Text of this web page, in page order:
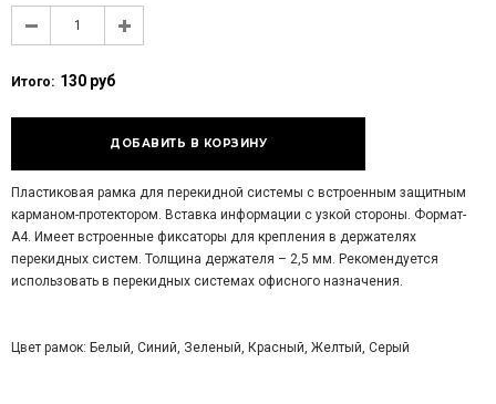
Итого: 130 руб
Пластиковая рамка для перекидной системы с встроенным защитным
карманом-протектором. Вставка информации с узкой стороны. Формат-
А4. Имеет встроенные фиксаторы для крепления в держателях
перекидных систем. Толщина держателя – 2,5 мм. Рекомендуется
использовать в перекидных системах офисного назначения.
Цвет рамок: Белый, Синий, Зеленый, Красный, Желтый, Серый